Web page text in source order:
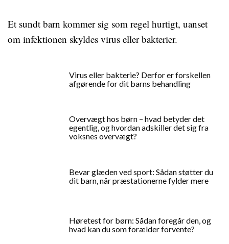
Et sundt barn kommer sig som regel hurtigt, uanset
om infektionen skyldes virus eller bakterier.
Virus eller bakterie? Derfor er forskellen
afgørende for dit barns behandling
Overvægt hos børn – hvad betyder det
egentlig, og hvordan adskiller det sig fra
voksnes overvægt?
Bevar glæden ved sport: Sådan støtter du
dit barn, når præstationerne fylder mere
Høretest for børn: Sådan foregår den, og
hvad kan du som forælder forvente?